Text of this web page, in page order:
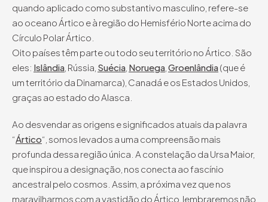
quando aplicado como substantivo masculino, refere-se
ao oceano Ártico e à região do Hemisfério Norte acima do
Círculo Polar Ártico.
Oito países têm parte ou todo seu território no Ártico. São
eles: Islândia , Rússia, Suécia Noruega Groenlândia(que é
um território da Dinamarca), Canadá e os Estados Unidos,
graças ao estado do Alasca.
Ao desvendar as origens e significados atuais da palavra
“Ártico“, somos levados a uma compreensão mais
profunda dessa região única. A constelação da Ursa Maior,
que inspirou a designação, nos conecta ao fascínio
ancestral pelo cosmos. Assim, a próxima vez que nos
maravilharmos com a vastidão do Ártico, lembraremos não